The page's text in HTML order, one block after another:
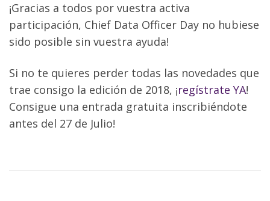
¡Gracias a todos por vuestra activa
participación, Chief Data Officer Day no hubiese
sido posible sin vuestra ayuda!
Si no te quieres perder todas las novedades que
trae consigo la edición de 2018, ¡regístrate YA!
Consigue una entrada gratuita inscribiéndote
antes del 27 de Julio!